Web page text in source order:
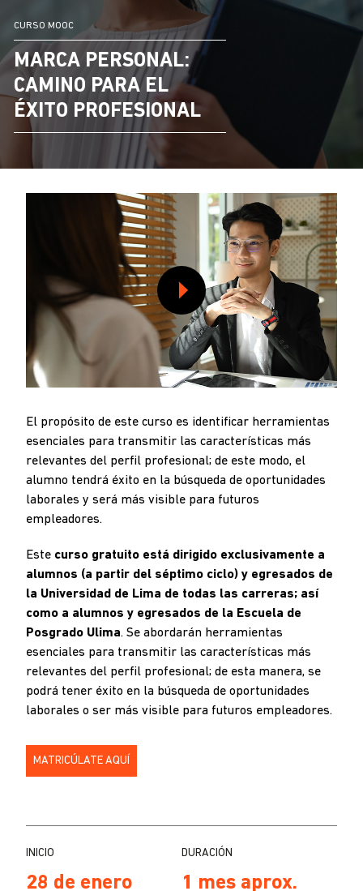
CURSO MOOC
MARCA PERSONAL:
CAMINO PARA EL
ÉXITO PROFESIONAL
El propósito de este curso es identificar herramientas
esenciales para transmitir las características más
relevantes del perfil profesional; de este modo, el
alumno tendrá éxito en la búsqueda de oportunidades
laborales y será más visible para futuros
empleadores.
Este curso gratuito está dirigido exclusivamente a
alumnos (a partir del séptimo ciclo) y egresados de
la Universidad de Lima de todas las carreras; así
como a alumnos y egresados de la Escuela de
Posgrado Ulima. Se abordarán herramientas
esenciales para transmitir las características más
relevantes del perfil profesional; de esta manera, se
podrá tener éxito en la búsqueda de oportunidades
laborales o ser más visible para futuros empleadores.
MATRICÚLATE AQUÍ
INICIO
28 de enero
DURACIÓN
1 mes aprox.